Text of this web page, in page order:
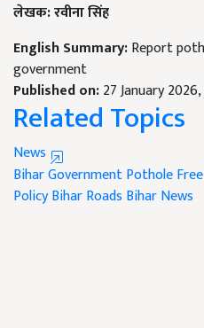
लेखक: रवीना सिंह
English Summary:Report
government
Published on:27 January
Related Topics
News
Bihar GovernmentPothole
PolicyBihar Roads Bihar News